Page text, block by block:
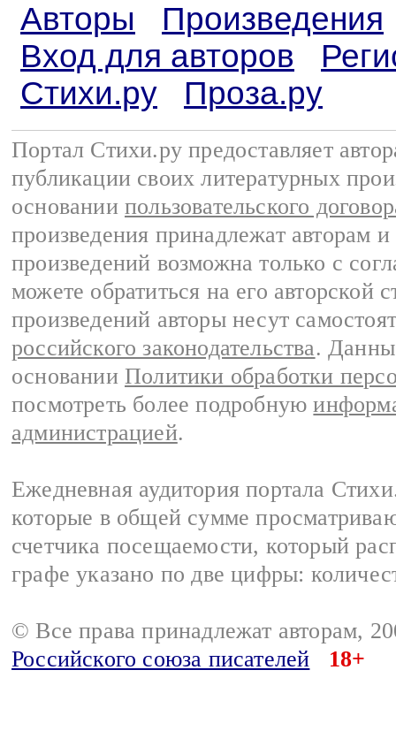
Авторы
Произведения
Вход для авторов
Стихи.ру
Проза.ру
Портал Стихи.ру предоставляет
публикации своих литературных
основании пользовательского
произведения принадлежат авторам
произведений возможна только с
можете обратиться на его авторской
произведений авторы несут
российского законодательства.
основании Политики обработки
посмотреть более подробную
администрацией.
Ежедневная аудитория портала
которые в общей сумме
счетчика посещаемости, который
графе указано по две цифры:
© Все права принадлежат авторам,
Российского союза писателей
18+